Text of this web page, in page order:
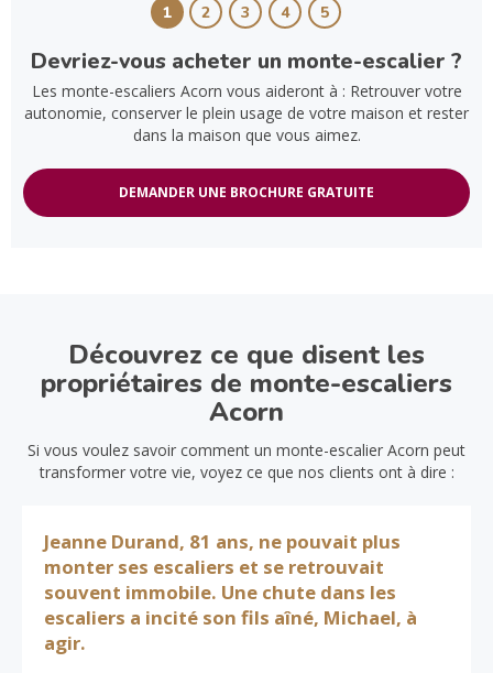
1 2 3 4 5
Devriez-vous acheter un monte-escalier ?
Les monte-escaliers Acorn vous aideront à : Retrouver votre
autonomie, conserver le plein usage de votre maison et rester
dans la maison que vous aimez.
DEMANDER UNE BROCHURE GRATUITE
Découvrez ce que disent les
propriétaires de monte-escaliers
Acorn
Si vous voulez savoir comment un monte-escalier Acorn peut
transformer votre vie, voyez ce que nos clients ont à dire :
Jeanne Durand, 81 ans, ne pouvait plus
monter ses escaliers et se retrouvait
souvent immobile. Une chute dans les
escaliers a incité son fils aîné, Michael, à
agir.